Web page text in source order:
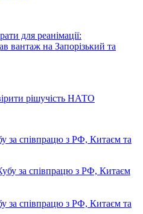
для реанімації:
вантаж на Запорізький та
рішучість НАТО
співпрацю з РФ, Китаєм та
співпрацю з РФ, Китаєм та